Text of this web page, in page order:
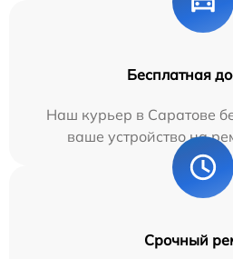
Бесплатная
Наш курьер в Саратове
ваше устройство на
Срочный